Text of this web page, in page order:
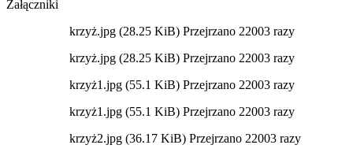
Załączniki
krzyż.jpg (28.25 KiB) Przejrzano 22003 razy
krzyż.jpg (28.25 KiB) Przejrzano 22003 razy
krzyż1.jpg (55.1 KiB) Przejrzano 22003 razy
krzyż1.jpg (55.1 KiB) Przejrzano 22003 razy
krzyż2.jpg (36.17 KiB) Przejrzano 22003 razy